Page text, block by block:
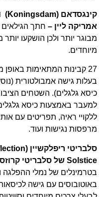
קינגסדאם (Koningsdam)
אמריקה ליין –חתך הגילאים
מבוגר יותר ולכן הושקעו יותר
מיוחדים.
בעלות גישה אמבולטורית
כיסא גלגלים). השטחים
למעבר באמצעות כיסא גלגלים.
ללקויי ראיה, תפריטים עם
מרפסות נגישות ועוד.
סלבריטי ריפלקשיין(Celebrity Reflection
Solstice של סלבריטי קרוזס)
בטרמינלים של נמלי ההפלגה